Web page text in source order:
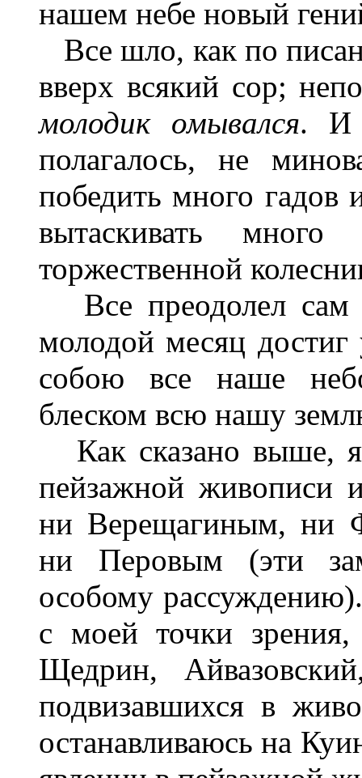
нашем небе новый
Все шло, как по
вверх всякий сор;
молодик омывался. И
полагалось, не
победить много гадов
вытаскивать
торжественной
Все преодолел сам
молодой месяц
собою все наше
блеском всю нашу
Как сказано выше, я
пейзажной живописи
ни Верещагиным, ни
ни Перовым (эти
особому
с моей точки зрения,
Щедрин,
подвизавшихся в
останавливаюсь на